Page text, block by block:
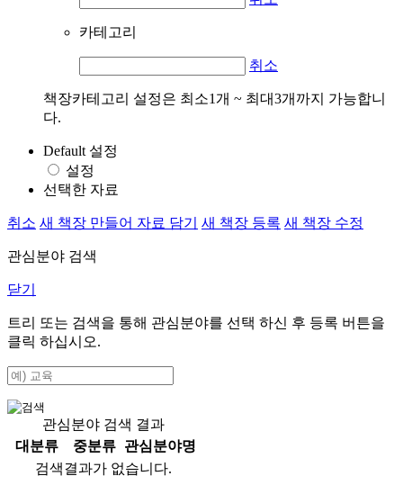
카테고리
취소
책장카테고리 설정은 최소1개 ~ 최대3개까지 가능합니
다.
Default 설정
설정
선택한 자료
취소 새 책장 만들어 자료 담기 새 책장 등록 새 책장 수정
관심분야 검색
닫기
트리 또는 검색을 통해 관심분야를 선택 하신 후 등록 버튼을
클릭 하십시오.
관심분야 검색 결과
대분류
중분류
관심분야명
검색결과가 없습니다.